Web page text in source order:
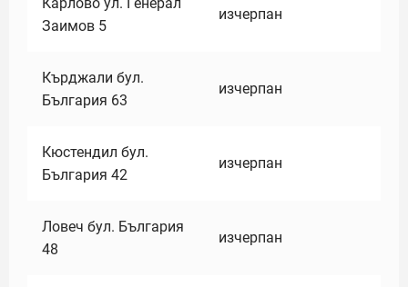
Заимов 5
изчерпан
Кърджали бул.
България 63
изчерпан
Кюстендил бул.
България 42
изчерпан
Ловеч бул. България
48
изчерпан